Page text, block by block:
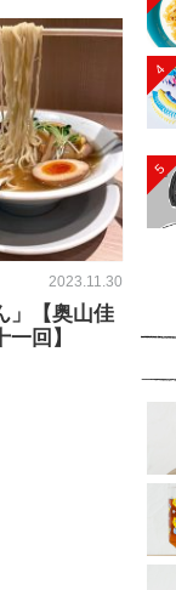
2023.11.30
」【奥山佳
回】
4
5